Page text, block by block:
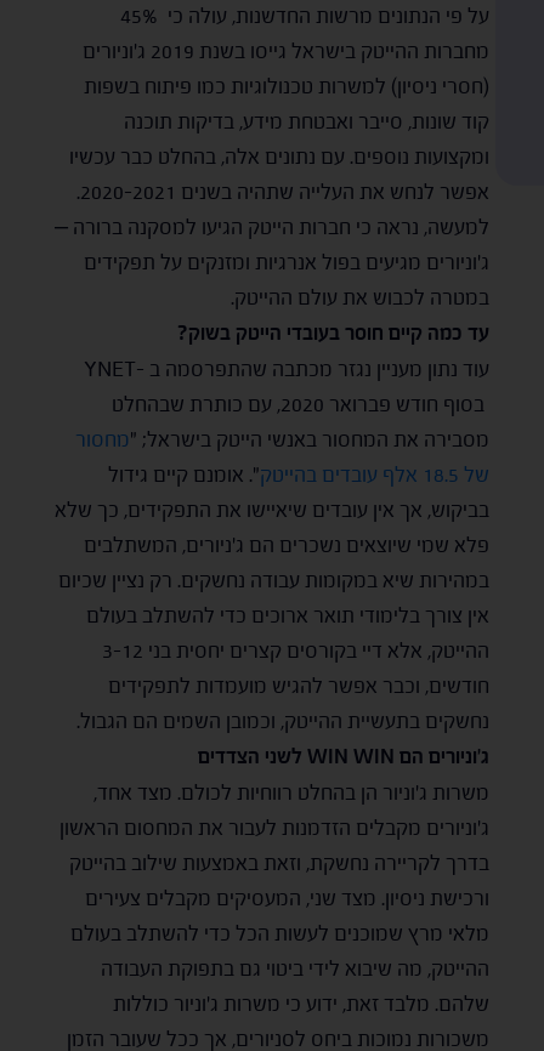
על פי הנתונים מרשות החדשנות, עולה כי 45%
מחברות ההייטק בישראל גייסו בשנת 2019 ג'וניורים
(חסרי ניסיון) למשרות טכנולוגיות כמו פיתוח בשפות
קוד שונות, סייבר ואבטחת מידע, בדיקות תוכנה
ומקצועות נוספים. עם נתונים אלה, בהחלט כבר עכשיו
אפשר לנחש את העלייה שתהיה בשנים 2020-2021.
למעשה, נראה כי חברות הייטק הגיעו למסקנה ברורה –
ג'וניורים מגיעים בפול אנרגיות ומזנקים על תפקידים
במטרה לכבוש את עולם ההייטק.
עד כמה קיים חוסר בעובדי הייטק בשוק?
עוד נתון מעניין נגזר מכתבה שהתפרסמה ב -YNET
בסוף חודש פברואר 2020, עם כותרת שבהחלט
מסבירה את המחסור באנשי הייטק בישראל; "מחסור
של 18.5 אלף עובדים בהייטק
". אומנם קיים גידול
בביקוש, אך אין עובדים שיאיישו את התפקידים, כך שלא
פלא שמי שיוצאים נשכרים הם ג'ניורים, המשתלבים
במהירות שיא במקומות עבודה נחשקים. רק נציין שכיום
אין צורך בלימודי תואר ארוכים כדי להשתלב בעולם
ההייטק, אלא דיי בקורסים קצרים יחסית בני 3-12
חודשים, וכבר אפשר להגיש מועמדות לתפקידים
נחשקים בתעשיית ההייטק, וכמובן השמים הם הגבול.
ג'וניורים הם WIN WIN לשני הצדדים
משרות ג'וניור הן בהחלט רווחיות לכולם. מצד אחד,
ג'וניורים מקבלים הזדמנות לעבור את המחסום הראשון
בדרך לקריירה נחשקת, וזאת באמצעות שילוב בהייטק
ורכישת ניסיון. מצד שני, המעסיקים מקבלים צעירים
מלאי מרץ שמוכנים לעשות הכל כדי להשתלב בעולם
ההייטק, מה שיבוא לידי ביטוי גם בתפוקת העבודה
שלהם. מלבד זאת, ידוע כי משרות ג'וניור כוללות
משכורות נמוכות ביחס לסניורים, אך ככל שעובר הזמן